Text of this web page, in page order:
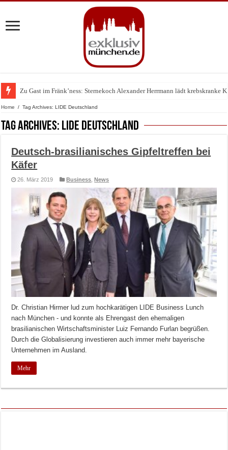
Zu Gast im Fränk’ness: Sternekoch Alexander Herrmann lädt krebskranke
Warum München gerade zum Treffpunkt der Lingerie-Branche wurde
Home / Tag Archives: LIDE Deutschland
Tag Archives: LIDE Deutschland
Deutsch-brasilianisches Gipfeltreffen bei
Käfer
26. März 2019 Business ,News
Dr. Christian Hirmer lud zum hochkarätigen LIDE Business Lunch
nach München - und konnte als Ehrengast den ehemaligen
brasilianischen Wirtschaftsminister Luiz Fernando Furlan begrüßen.
Durch die Globalisierung investieren auch immer mehr bayerische
Unternehmen im Ausland.
Mehr